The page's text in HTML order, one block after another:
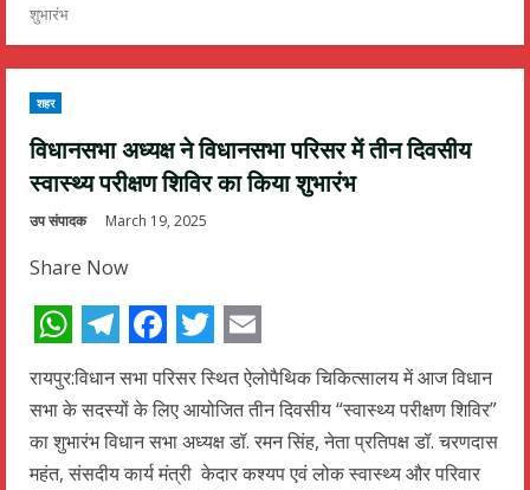
शुभारंभ
शहर
विधानसभा अध्यक्ष ने विधानसभा परिसर में तीन दिवसीय
स्वास्थ्य परीक्षण शिविर का किया शुभारंभ
उप संपादक March 19, 2025
Share Now
WhatsApp
Telegram
Facebook
Twitter
Email
रायपुर:विधान सभा परिसर स्थित ऐलोपैथिक चिकित्सालय में आज विधान
सभा के सदस्यों के लिए आयोजित तीन दिवसीय “स्वास्थ्य परीक्षण शिविर”
का शुभारंभ विधान सभा अध्यक्ष डॉ. रमन सिंह, नेता प्रतिपक्ष डॉ. चरणदास
महंत, संसदीय कार्य मंत्री केदार कश्यप एवं लोक स्वास्थ्य और परिवार